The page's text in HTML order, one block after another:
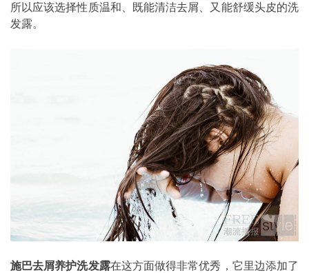
所以应该选择性质温和、既能清洁去屑、又能舒缓头皮的洗
发露。
施巴去屑养护洗发露在这方面做得非常优秀，它里边添加了